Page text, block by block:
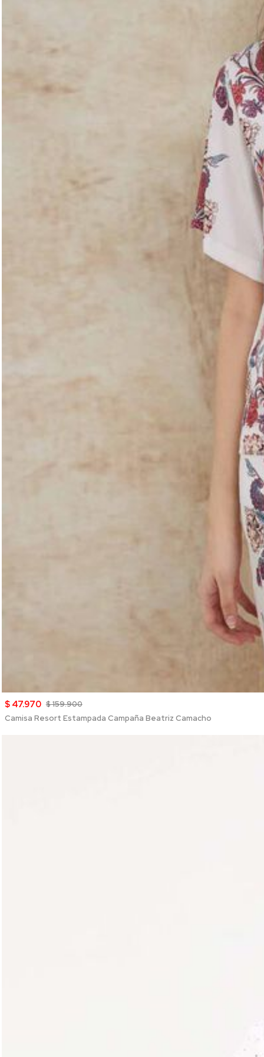
$ 47.970 $ 159.900
Camisa Resort Estampada Campaña Beatriz Camacho